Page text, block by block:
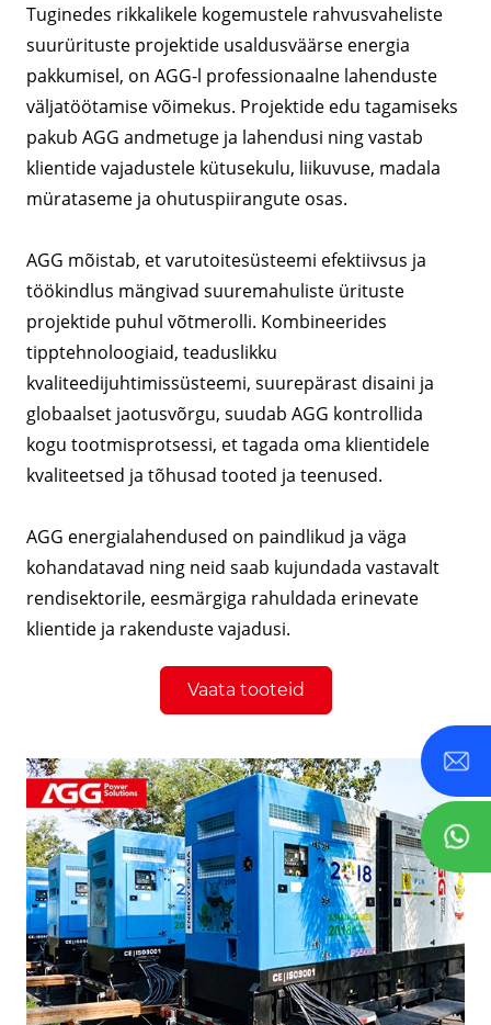
Tuginedes rikkalikele kogemustele rahvusvaheliste
suurürituste projektide usaldusväärse energia
pakkumisel, on AGG-l professionaalne lahenduste
väljatöötamise võimekus. Projektide edu tagamiseks
pakub AGG andmetuge ja lahendusi ning vastab
klientide vajadustele kütusekulu, liikuvuse, madala
mürataseme ja ohutuspiirangute osas.
AGG mõistab, et varutoitesüsteemi efektiivsus ja
töökindlus mängivad suuremahuliste ürituste
projektide puhul võtmerolli. Kombineerides
tipptehnoloogiaid, teaduslikku
kvaliteedijuhtimissüsteemi, suurepärast disaini ja
globaalset jaotusvõrgu, suudab AGG kontrollida
kogu tootmisprotsessi, et tagada oma klientidele
kvaliteetsed ja tõhusad tooted ja teenused.
AGG energialahendused on paindlikud ja väga
kohandatavad ning neid saab kujundada vastavalt
rendisektorile, eesmärgiga rahuldada erinevate
klientide ja rakenduste vajadusi.
Vaata tooteid